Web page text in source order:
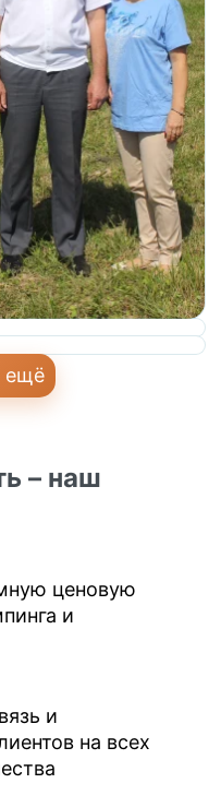
ещё
– наш
ценовую
и
и
на всех